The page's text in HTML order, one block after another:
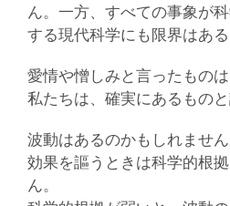
ん。一方、すべての事象が
する現代科学にも限界はある
愛情や憎しみと言ったものは
私たちは、確実にあるものと
波動はあるのかもしれませ
効果を謳うときは科学的根
ん。